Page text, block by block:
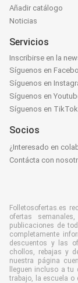
Añadir catálogo
Noticias
Servicios
Inscribirse en la
Síguenos en
Síguenos en
Síguenos en
Síguenos en TikTok
Socios
¿Interesado en
Contácta con
Folletosofertas.es
ofertas
publicaciones de
completamente
descuentos y las
chollos, rebajas y
nuestra página
lleguen incluso a
trabajo, la escuela o